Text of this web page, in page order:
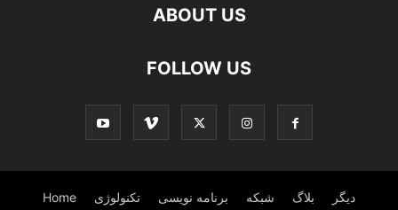
ABOUT US
FOLLOW US
دیگر بلاگ شبکه برنامه نویسی تکنولوژی Home